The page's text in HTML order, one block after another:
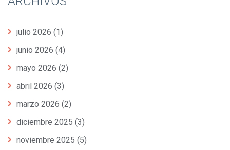
julio 2026 (1)
junio 2026 (4)
mayo 2026 (2)
abril 2026 (3)
marzo 2026 (2)
diciembre 2025 (3)
noviembre 2025 (5)